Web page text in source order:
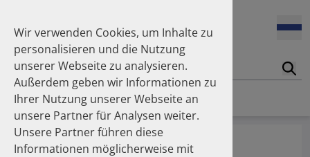
Homepage Publikationen Über die Autoren
Krüger, Manfred
Wir verwenden Cookies, um Inhalte zu
personalisieren und die Nutzung
unserer Webseite zu analysieren.
Außerdem geben wir Informationen zu
Ihrer Nutzung unserer Webseite an
unsere Partner für Analysen weiter.
Unsere Partner führen diese
Informationen möglicherweise mit